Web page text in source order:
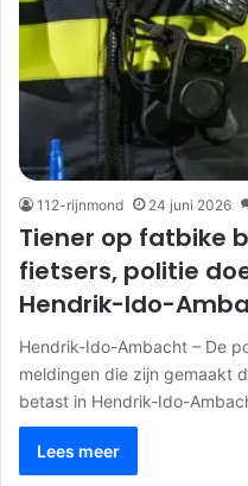
112-rijnmond 24 juni 2026
Tiener op fatbike
fietsers, politie
Hendrik-Ido-
Hendrik-Ido-Ambacht – De
meldingen die zijn gemaakt
betast in Hendrik-Ido-
Lees meer